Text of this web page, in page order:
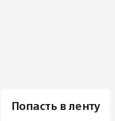
Попасть в ленту